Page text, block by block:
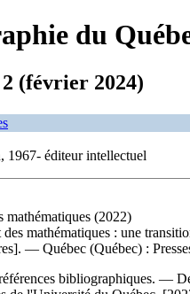
du
(février 2024)
1967- éditeur intellectuel
mathématiques (2022)
mathématiques : une
— Québec (Québec) :
bibliographiques. —